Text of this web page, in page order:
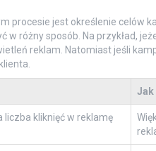
procesie jest określenie celów
w różny sposób. Na przykład,
reklam. Natomiast jeśli
Jak
liczba kliknięć w reklamę